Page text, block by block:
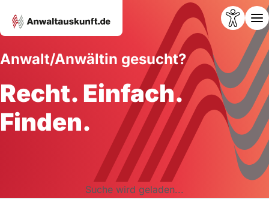
Anwalt/Anwältin gesucht?
Recht. Einfach.
Finden.
Suche wird geladen...